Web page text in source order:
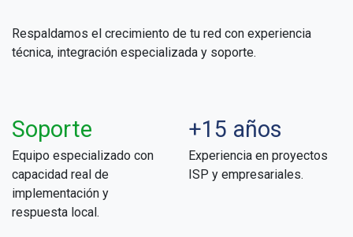
Respaldamos el crecimiento de tu red con experiencia
técnica, integración especializada y soporte.
Soporte
Equipo especializado con
capacidad real de
implementación y
respuesta local.
+15 años
Experiencia en proyectos
ISP y empresariales.